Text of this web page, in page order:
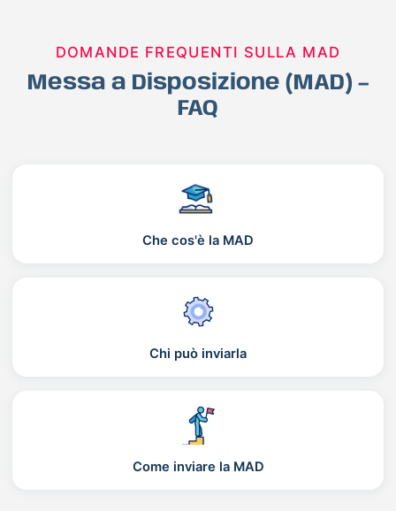
DOMANDE FREQUENTI SULLA MAD
Messa a Disposizione (MAD) –
FAQ
Che cos'è la MAD
Chi può inviarla
Come inviare la MAD